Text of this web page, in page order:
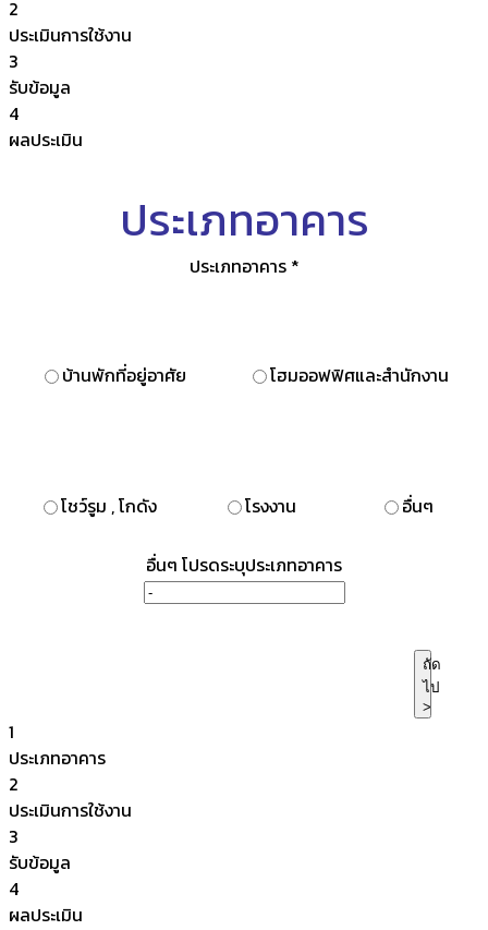
2
ประเมินการใช้งาน
3
รับข้อมูล
4
ผลประเมิน
ประเภทอาคาร
ประเภทอาคาร *
บ้านพักที่อยู่อาศัย โฮมออฟฟิศและสำนักงาน
โชว์รูม , โกดัง โรงงาน อื่นๆ
อื่นๆ โปรดระบุประเภทอาคาร
ถัด
ไป
>
1
ประเภทอาคาร
2
ประเมินการใช้งาน
3
รับข้อมูล
4
ผลประเมิน